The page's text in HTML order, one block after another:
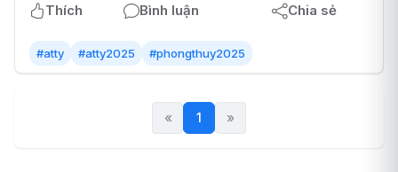
Thích Bình luận Chia sẻ
#atty #atty2025 #phongthuy2025
« 1 (current)
»